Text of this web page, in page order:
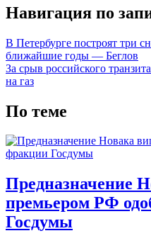
Навигация по
В Петербурге построят три
ближайшие годы — Беглов
За срыв российского
на газ
По теме
Предназначение
премьером РФ
Госдумы